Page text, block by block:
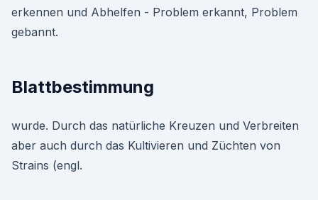
erkennen und Abhelfen - Problem erkannt, Problem
gebannt.
Blattbestimmung
wurde. Durch das natürliche Kreuzen und Verbreiten
aber auch durch das Kultivieren und Züchten von
Strains (engl.